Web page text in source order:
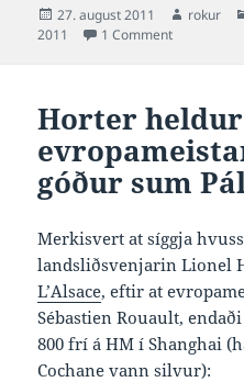
Posted
on
27. august 2011 Author
rokur
2011
1 Commenton Hví lat
Horter
góður sum
Merkisvert at síggja
landsliðsvenjarin Lionel
L’Alsace, eftir at
Sébastien Rouault,
800 frí á HM í Shanghai
Cochane vann silvur):